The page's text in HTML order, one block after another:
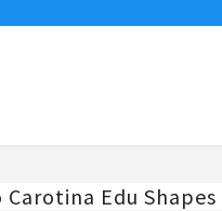
Παιχνίδια για μωρά
Carotina Edu Shapes -
Carotina Edu